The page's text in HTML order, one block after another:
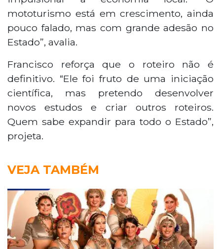
mototurismo está em crescimento, ainda
pouco falado, mas com grande adesão no
Estado”, avalia.
Francisco reforça que o roteiro não é
definitivo. “Ele foi fruto de uma iniciação
científica, mas pretendo desenvolver
novos estudos e criar outros roteiros.
Quem sabe expandir para todo o Estado”,
projeta.
VEJA TAMBÉM